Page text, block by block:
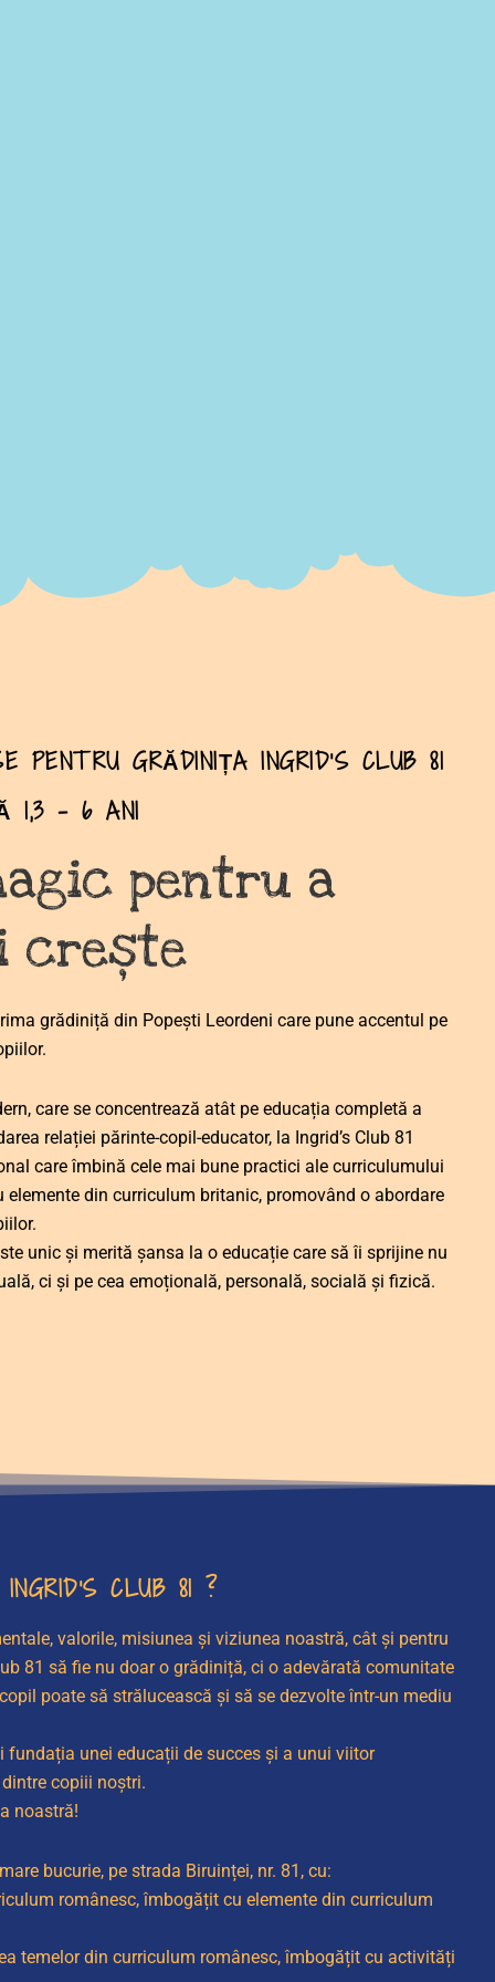
PENTRU GRĂDINIȚA INGRID’S CLUB 81
1,3 - 6 ANI
pentru a
crește
grădiniță din Popești Leordeni care pune accentul pe
care se concentrează atât pe educația completă a
relației părinte-copil-educator, la Ingrid’s Club 81
care îmbină cele mai bune practici ale curriculumului
din curriculum britanic, promovând o abordare
unic și merită șansa la o educație care să îi sprijine nu
ci și pe cea emoțională, personală, socială și fizică.
CLUB 81 ?
valorile, misiunea și viziunea noastră, cât și pentru
81 să fie nu doar o grădiniță, ci o adevărată comunitate
poate să strălucească și să se dezvolte într-un mediu
fundația unei educații de succes și a unui viitor
copiii noștri.
noastră!
bucurie, pe strada Biruinței, nr. 81, cu:
românesc, îmbogățit cu elemente din curriculum
temelor din curriculum românesc, îmbogățit cu activități